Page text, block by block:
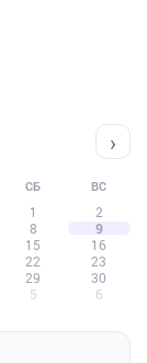
›
СБ ВС
1
2
8
9
15
16
22
23
29
30
5 6